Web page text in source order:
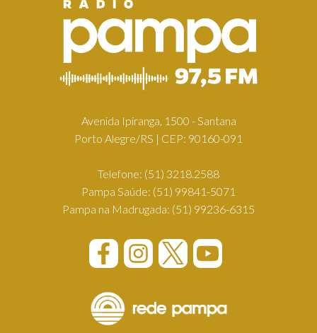
Avenida Ipiranga, 1500 - Santana
Porto Alegre/RS | CEP: 90160-091
Telefone: (51) 3218.2588
Pampa Saúde: (51) 99841-5071
Pampa na Madrugada: (51) 99236-6315